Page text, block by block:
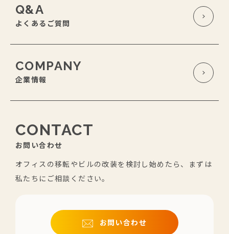
Q&A
よくあるご質問
COMPANY
企業情報
CONTACT
お問い合わせ
オフィスの移転やビルの改装を検討し始めたら、まずは
私たちにご相談ください。
お問い合わせ